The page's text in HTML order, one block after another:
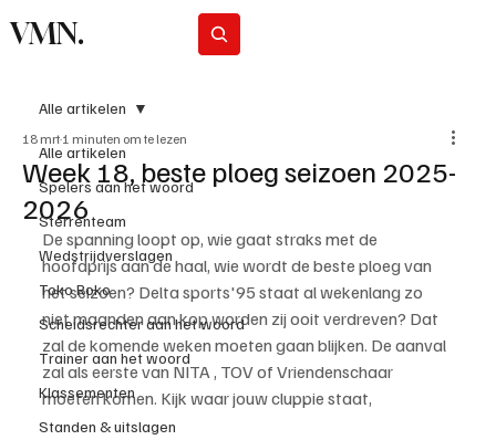
VMN.
Alle artikelen
Spelers aan het woord
Sterrenteam
Wedstrijdverslagen
Toko Roko
Scheidsrechter aan het woord
Trainer aan het woord
Klassementen
Standen & uitslagen
Alle artikelen
Week 18, beste ploeg seizoen 2025-
2026
18 mrt 1 minuten om te lezen
De spanning loopt op, wie gaat straks met de
hoofdprijs aan de haal, wie wordt de beste ploeg van
het seizoen? Delta sports'95 staat al wekenlang zo
niet maanden aan kop worden zij ooit verdreven? Dat
zal de komende weken moeten gaan blijken. De aanval
zal als eerste van NITA , TOV of Vriendenschaar
moeten komen. Kijk waar jouw cluppie staat,